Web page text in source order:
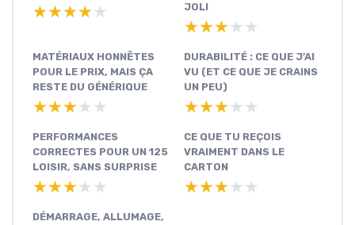
★★★★★
★★★★★
JOLI
★★★★★
★★★★★
MATÉRIAUX HONNÊTES
POUR LE PRIX, MAIS ÇA
RESTE DU GÉNÉRIQUE
★★★★★
★★★★★
DURABILITÉ : CE QUE J’AI
VU (ET CE QUE JE CRAINS
UN PEU)
★★★★★
★★★★★
PERFORMANCES
CORRECTES POUR UN 125
LOISIR, SANS SURPRISE
★★★★★
★★★★★
CE QUE TU REÇOIS
VRAIMENT DANS LE
CARTON
★★★★★
★★★★★
DÉMARRAGE, ALLUMAGE,